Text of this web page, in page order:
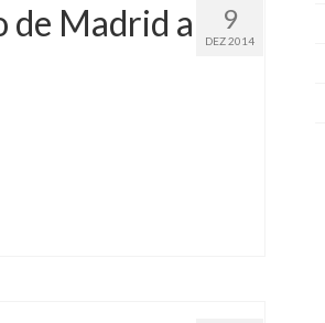
9
DEZ 2014
de Madrid a